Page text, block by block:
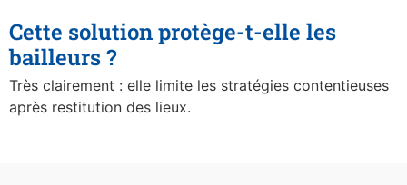
Cette solution protège-t-elle les
bailleurs ?
Très clairement : elle limite les stratégies contentieuses
après restitution des lieux.